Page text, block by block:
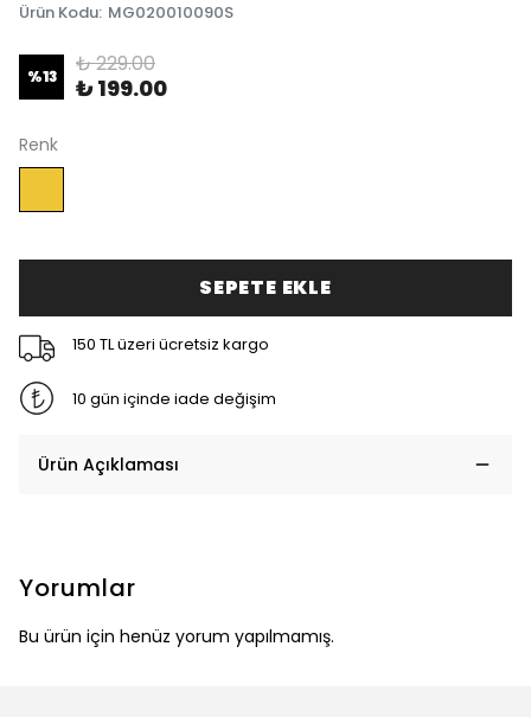
Ürün Kodu: MG020010090S
%13 ₺ 229.00
₺ 199.00
Renk
SEPETE EKLE
150 TL üzeri ücretsiz kargo
10 gün içinde iade değişim
Ürün Açıklaması
Yorumlar
Bu ürün için henüz yorum yapılmamış.